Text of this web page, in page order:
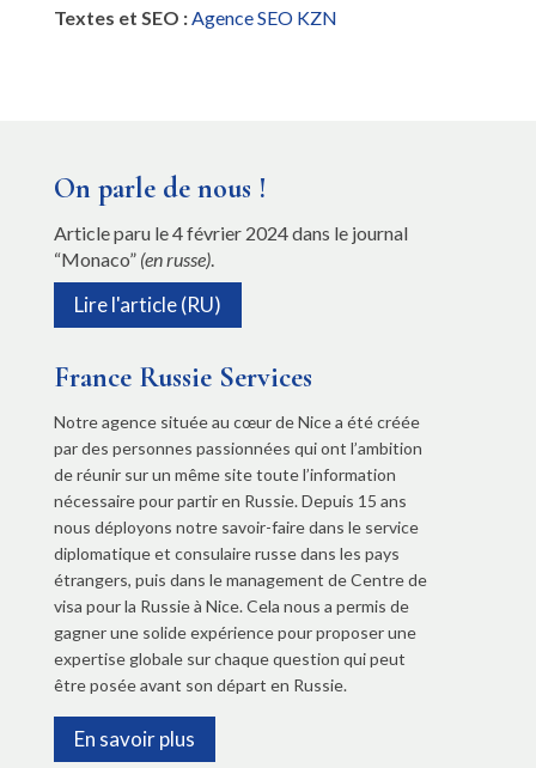
Textes et SEO : Agence SEO KZN
On parle de nous !
Article paru le 4 février 2024 dans le journal
“Monaco” (en russe).
Lire l'article (RU)
France Russie Services
Notre agence située au cœur de Nice a été créée
par des personnes passionnées qui ont l’ambition
de réunir sur un même site toute l’information
nécessaire pour partir en Russie. Depuis 15 ans
nous déployons notre savoir-faire dans le service
diplomatique et consulaire russe dans les pays
étrangers, puis dans le management de Centre de
visa pour la Russie à Nice. Cela nous a permis de
gagner une solide expérience pour proposer une
expertise globale sur chaque question qui peut
être posée avant son départ en Russie.
En savoir plus